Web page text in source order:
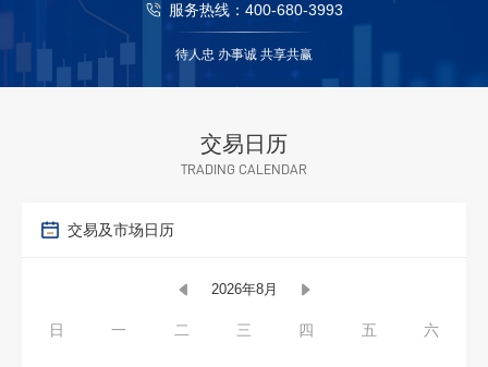
服务热线：400-680-3993
待人忠 办事诚 共享共赢
交易日历
TRADING CALENDAR
交易及市场日历
2026年8月
日 一 二 三 四 五 六